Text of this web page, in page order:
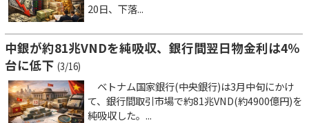
20日、下落...
中銀が約81兆VNDを純吸収、銀行間翌日物金利は4％
台に低下 (3/16)
ベトナム国家銀行(中央銀行)は3月中旬にかけ
て、銀行間取引市場で約81兆VND(約4900億円)を
純吸収した。...